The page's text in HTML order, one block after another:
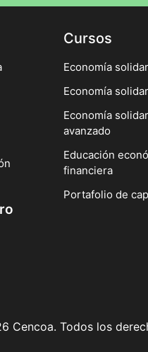
Cursos
Economía
Economía
Economía
avanzado
Educación
financiera
Portafolio de
Cencoa. Todos los